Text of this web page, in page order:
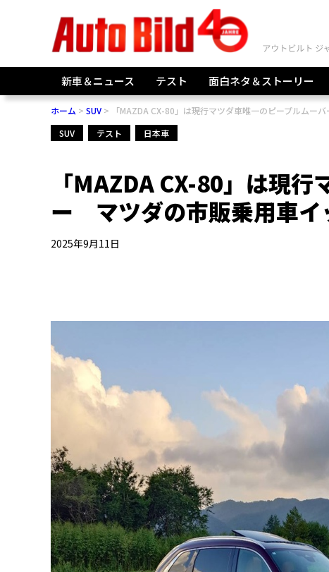
新車＆ニュース テスト 面白ネタ＆ストーリー
ホーム SUV
「MAZDA CX-80」は現行マツダ車唯一のピープルム
SUV
テスト 日本車
「MAZDA CX-80」は現
ー マツダの市販乗用車イ
2025年9月11日